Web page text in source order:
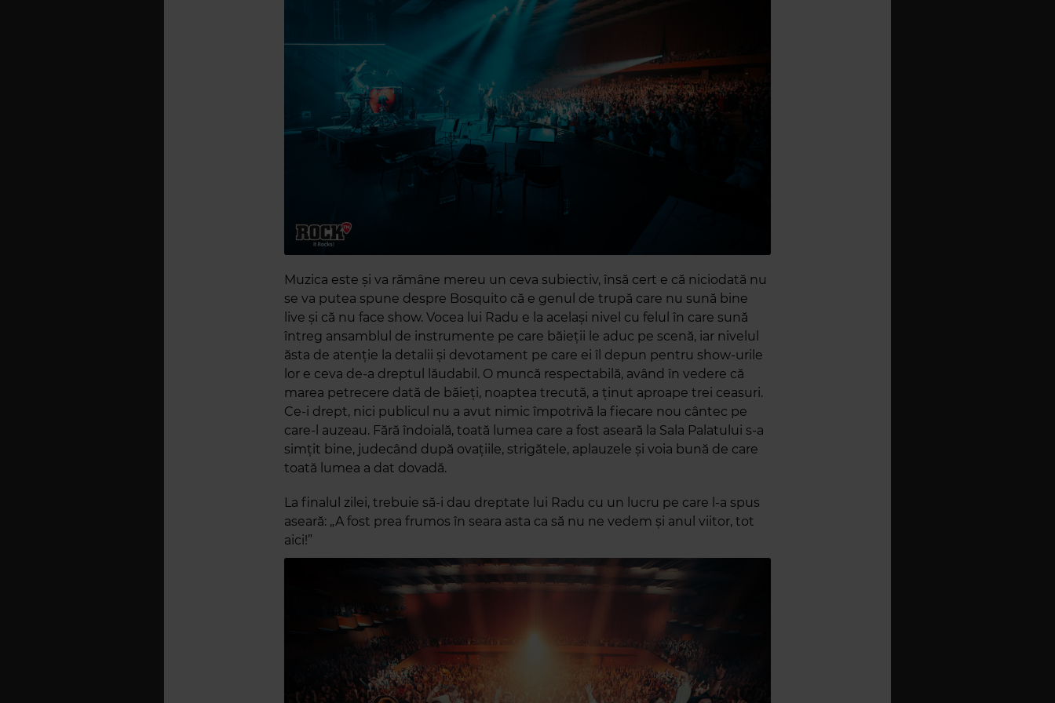
Muzica este și va rămâne mereu un ceva subiectiv, însă cert e că niciodată nu
se va putea spune despre Bosquito că e genul de trupă care nu sună bine
live și că nu face show. Vocea lui Radu e la același nivel cu felul în care sună
întreg ansamblul de instrumente pe care băieții le aduc pe scenă, iar nivelul
ăsta de atenție la detalii și devotament pe care ei îl depun pentru show-urile
lor e ceva de-a dreptul lăudabil. O muncă respectabilă, având în vedere că
marea petrecere dată de băieți, noaptea trecută, a ținut aproape trei ceasuri.
Ce-i drept, nici publicul nu a avut nimic împotrivă la fiecare nou cântec pe
care-l auzeau. Fără îndoială, toată lumea care a fost aseară la Sala Palatului s-a
simțit bine, judecând după ovațiile, strigătele, aplauzele și voia bună de care
toată lumea a dat dovadă.
La finalul zilei, trebuie să-i dau dreptate lui Radu cu un lucru pe care l-a spus
aseară: „A fost prea frumos în seara asta ca să nu ne vedem și anul viitor, tot
aici!”